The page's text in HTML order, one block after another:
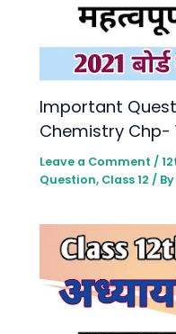
lmportant
Chemistry Chp-
Leave a Comment /
Question, Class 12 /